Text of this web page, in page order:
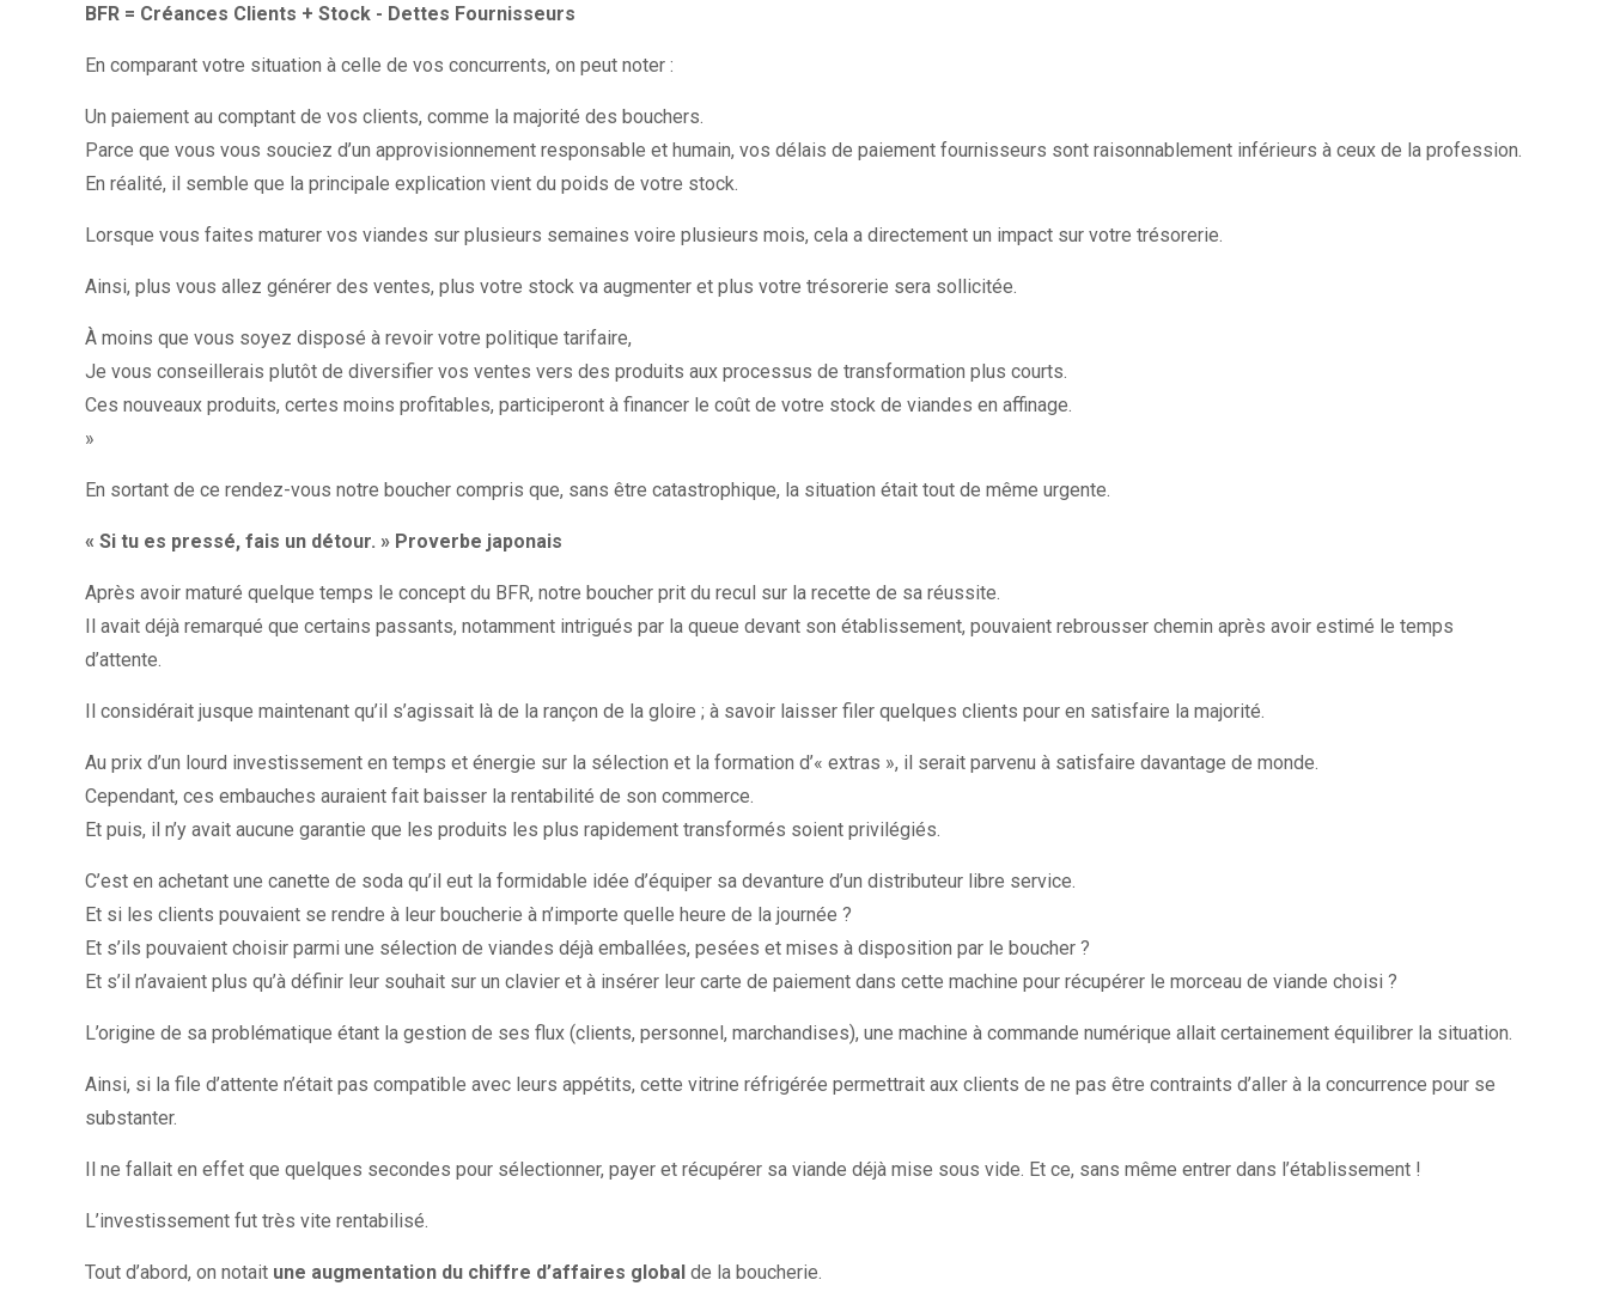
BFR = Créances Clients + Stock - Dettes Fournisseurs
En comparant votre situation à celle de vos concurrents, on peut noter :
Un paiement au comptant de vos clients, comme la majorité des bouchers.
Parce que vous vous souciez d’un approvisionnement responsable et humain, vos délais de paiement fournisseurs sont raisonnablement inférieurs à ceux de la profession.
En réalité, il semble que la principale explication vient du poids de votre stock.
Lorsque vous faites maturer vos viandes sur plusieurs semaines voire plusieurs mois, cela a directement un impact sur votre trésorerie.
Ainsi, plus vous allez générer des ventes, plus votre stock va augmenter et plus votre trésorerie sera sollicitée.
À moins que vous soyez disposé à revoir votre politique tarifaire,
Je vous conseillerais plutôt de diversifier vos ventes vers des produits aux processus de transformation plus courts.
Ces nouveaux produits, certes moins profitables, participeront à financer le coût de votre stock de viandes en affinage.
»
En sortant de ce rendez-vous notre boucher compris que, sans être catastrophique, la situation était tout de même urgente.
« Si tu es pressé, fais un détour. » Proverbe japonais
Après avoir maturé quelque temps le concept du BFR, notre boucher prit du recul sur la recette de sa réussite.
Il avait déjà remarqué que certains passants, notamment intrigués par la queue devant son établissement, pouvaient rebrousser chemin après avoir estimé le temps
d’attente.
Il considérait jusque maintenant qu’il s’agissait là de la rançon de la gloire ; à savoir laisser filer quelques clients pour en satisfaire la majorité.
Au prix d’un lourd investissement en temps et énergie sur la sélection et la formation d’« extras », il serait parvenu à satisfaire davantage de monde.
Cependant, ces embauches auraient fait baisser la rentabilité de son commerce.
Et puis, il n’y avait aucune garantie que les produits les plus rapidement transformés soient privilégiés.
C’est en achetant une canette de soda qu’il eut la formidable idée d’équiper sa devanture d’un distributeur libre service.
Et si les clients pouvaient se rendre à leur boucherie à n’importe quelle heure de la journée ?
Et s’ils pouvaient choisir parmi une sélection de viandes déjà emballées, pesées et mises à disposition par le boucher ?
Et s’il n’avaient plus qu’à définir leur souhait sur un clavier et à insérer leur carte de paiement dans cette machine pour récupérer le morceau de viande choisi ?
L’origine de sa problématique étant la gestion de ses flux (clients, personnel, marchandises), une machine à commande numérique allait certainement équilibrer la situation.
Ainsi, si la file d’attente n’était pas compatible avec leurs appétits, cette vitrine réfrigérée permettrait aux clients de ne pas être contraints d’aller à la concurrence pour se
substanter.
Il ne fallait en effet que quelques secondes pour sélectionner, payer et récupérer sa viande déjà mise sous vide. Et ce, sans même entrer dans l’établissement !
L’investissement fut très vite rentabilisé.
Tout d’abord, on notait une augmentation du chiffre d’affaires global de la boucherie.